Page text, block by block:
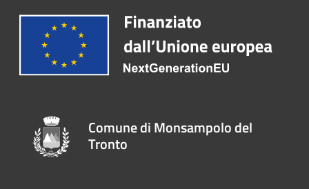
Comune di Monsampolo del
Tronto